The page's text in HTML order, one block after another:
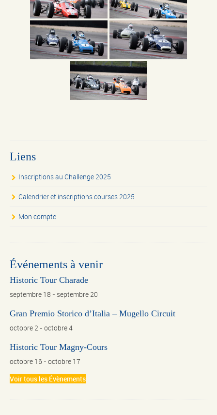
Liens
Inscriptions au Challenge 2025
Calendrier et inscriptions courses 2025
Mon compte
Événements à venir
Historic Tour Charade
septembre 18 - septembre 20
Gran Premio Storico d’Italia – Mugello Circuit
octobre 2 - octobre 4
Historic Tour Magny-Cours
octobre 16 - octobre 17
Voir tous les Évènements